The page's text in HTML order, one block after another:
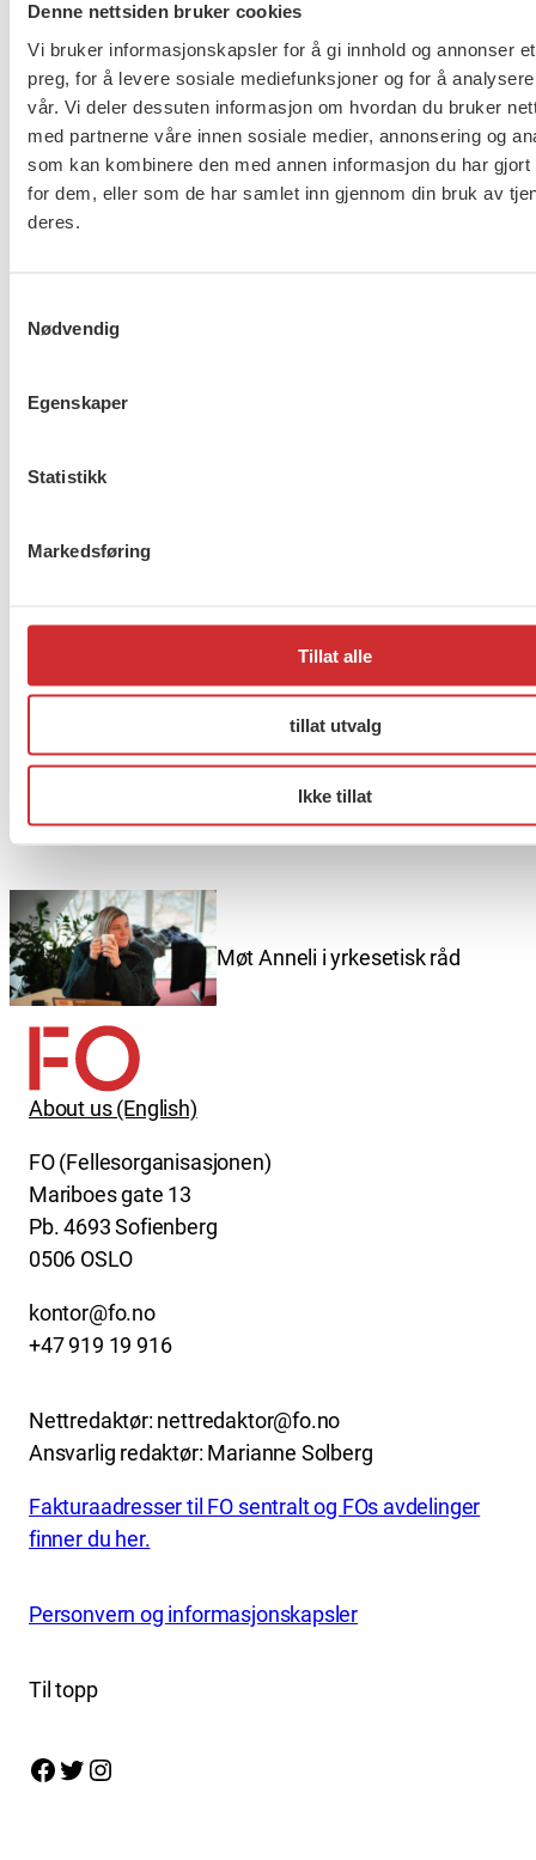
Denne nettsiden bruker cookies
Vi bruker informasjonskapsler for å gi innhold og annonser
preg, for å levere sosiale mediefunksjoner og for å
vår. Vi deler dessuten informasjon om hvordan du bruker
med partnerne våre innen sosiale medier, annonsering og
som kan kombinere den med annen informasjon du har gjort
for dem, eller som de har samlet inn gjennom din bruk av
deres.
Nødvendig
Egenskaper
Statistikk
Markedsføring
Tillat alle
tillat utvalg
Ikke tillat
yrkesskadeforsikringsloven innenfor
rammen av 65G.
Dersom selskap ikke vil tegne slik
forsikring, står arbeidsgiver som
selvassurandør.»
Vi ber om rask tilbakemelding på kravet, da det
For UNIO: Lill Sverresdatter Larsen
For YS: Lizzie Ruud Thorkildsen
Taushetsplikt og personvern
Er du berørt av brannen i
Drammen?
Møt Anneli i yrkesetisk råd
About us (English)
FO (Fellesorganisasjonen)
Mariboes gate 13
Pb. 4693 Sofienberg
0506 OSLO
kontor@fo.no
+47 919 19 916
Nettredaktør: nettredaktor@fo.no
Ansvarlig redaktør: Marianne Solberg
Fakturaadresser til FO sentralt og FOs avdelinger
finner du her.
Personvern og informasjonskapsler
Til topp
Facebook Twitter Instagram